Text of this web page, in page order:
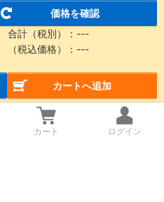
価格を確認
合計（税別）： ---
（税込価格）： ---
カートへ追加
カート ログイン